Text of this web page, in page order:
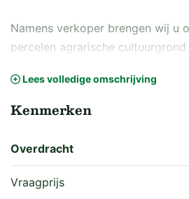
Namens verkoper brengen wij u
percelen agrarische
• Boxtel, sectie I, nummer 408 en
• Boxtel, sectie I, nummer 2047,
• Tezamen groot 42.800 m².
Het betreft hier 3 verschillende
Lees volledige omschrijving
Kenmerken
Overdracht
Vraagprijs